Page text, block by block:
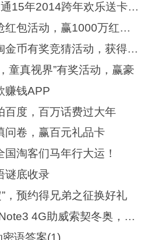
年2014跨年欢乐送卡片，赢
包活动，赢1000万红包/Iph
币有奖竞猜活动，获得富安
童真视界”有奖活动，赢豪
赚钱APP
百度，百万话费过大年
问卷，赢百元礼品卡
淘客们马年行大运！
谜底收录
，预约得兄弟之征换好礼
4G助威索契冬奥，赢QQ绿
密语答案(1)